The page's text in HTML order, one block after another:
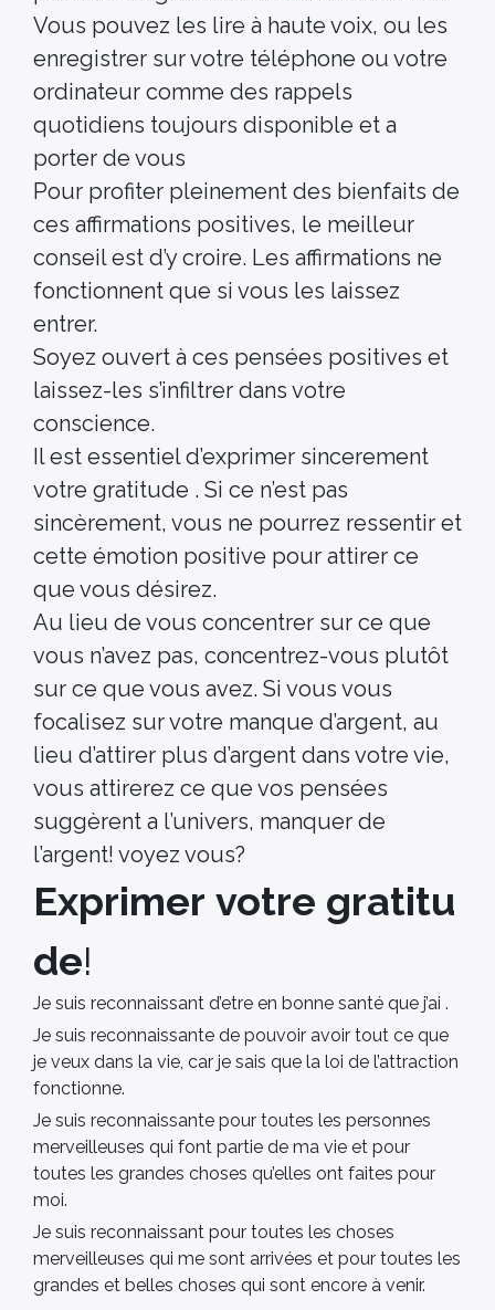
Vous pouvez les lire à haute voix, ou les
enregistrer sur votre téléphone ou votre
ordinateur comme des rappels
quotidiens toujours disponible et a
porter de vous
Pour profiter pleinement des bienfaits de
ces affirmations positives, le meilleur
conseil est d’y croire. Les affirmations ne
fonctionnent que si vous les laissez
entrer.
Soyez ouvert à ces pensées positives et
laissez-les s’infiltrer dans votre
conscience.
Il est essentiel d’exprimer sincerement
votre gratitude . Si ce n’est pas
sincèrement, vous ne pourrez ressentir et
cette émotion positive pour attirer ce
que vous désirez.
Au lieu de vous concentrer sur ce que
vous n’avez pas, concentrez-vous plutôt
sur ce que vous avez. Si vous vous
focalisez sur votre manque d’argent, au
lieu d’attirer plus d’argent dans votre vie,
vous attirerez ce que vos pensées
suggèrent a l’univers, manquer de
l’argent! voyez vous?
Exprimer votre gratitu
de!
Je suis reconnaissant d’etre en bonne santé que j’ai .
Je suis reconnaissante de pouvoir avoir tout ce que
je veux dans la vie, car je sais que la loi de l’attraction
fonctionne.
Je suis reconnaissante pour toutes les personnes
merveilleuses qui font partie de ma vie et pour
toutes les grandes choses qu’elles ont faites pour
moi.
Je suis reconnaissant pour toutes les choses
merveilleuses qui me sont arrivées et pour toutes les
grandes et belles choses qui sont encore à venir.